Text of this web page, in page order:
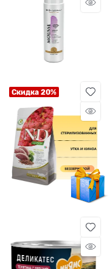
Скидка 20%